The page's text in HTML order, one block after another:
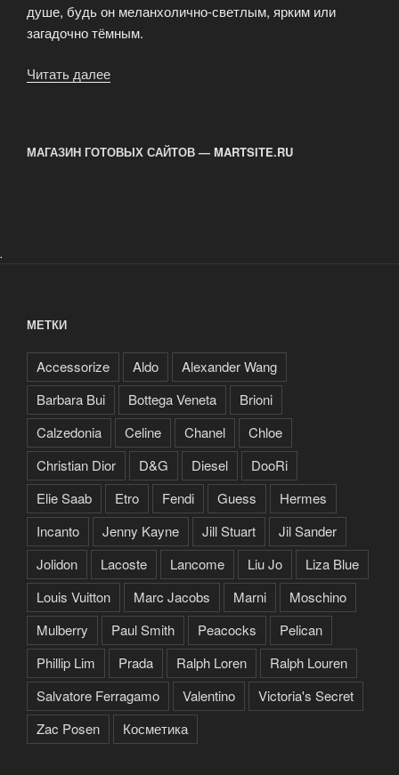
душе, будь он меланхолично-светлым, ярким или
загадочно тёмным.
Читать далее
МАГАЗИН ГОТОВЫХ САЙТОВ — MARTSITE.RU
.
МЕТКИ
Accessorize Aldo
Alexander Wang
Barbara Bui
Bottega Veneta
Brioni
Calzedonia
Celine Chanel
Chloe
Christian Dior
D&G Diesel
DooRi
Elie Saab
Etro Fendi Guess
Hermes
Incanto
Jenny Kayne Jill Stuart
Jil Sander
Jolidon
Lacoste Lancome Liu Jo
Liza Blue
Louis Vuitton
Marc Jacobs Marni
Moschino
Mulberry
Paul Smith Peacocks
Pelican
Phillip Lim
Prada Ralph Loren
Ralph Louren
Salvatore Ferragamo
Valentino
Victoria's Secret
Zac Posen
Косметика